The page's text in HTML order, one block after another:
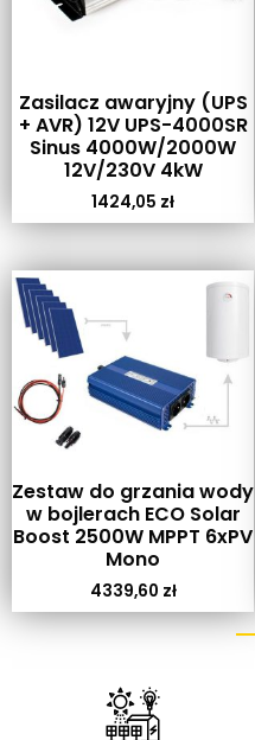
Zasilacz awaryjny (UPS
+ AVR) 12V UPS-4000SR
Sinus 4000W/2000W
12V/230V 4kW
1424,05 zł
Zestaw do grzania wody
w bojlerach ECO Solar
Boost 2500W MPPT 6xPV
Mono
4339,60 zł